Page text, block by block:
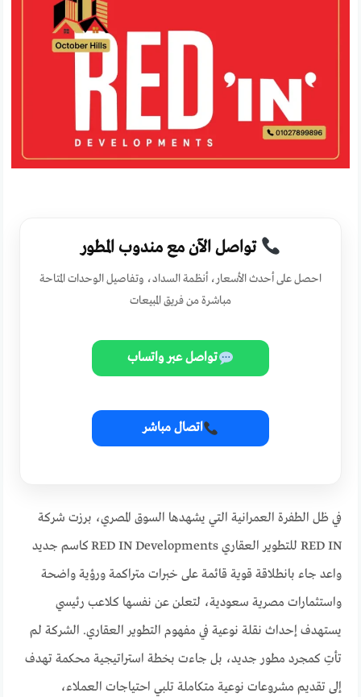
تواصل الآن مع مندوب المطور
احصل على أحدث الأسعار، أنظمة السداد، وتفاصيل الوحدات المتاحة
مباشرة من فريق المبيعات
تواصل عبر واتساب
اتصال مباشر
في ظل الطفرة العمرانية التي يشهدها السوق المصري، برزت شركة
RED IN للتطوير العقاري RED IN Developments كاسم جديد
واعد جاء بانطلاقة قوية قائمة على خبرات متراكمة ورؤية واضحة
واستثمارات مصرية سعودية، لتعلن عن نفسها كلاعب رئيسي
يستهدف إحداث نقلة نوعية في مفهوم التطوير العقاري. الشركة لم
تأتِ كمجرد مطور جديد، بل جاءت بخطة استراتيجية محكمة تهدف
إلى تقديم مشروعات نوعية متكاملة تلبي احتياجات العملاء،